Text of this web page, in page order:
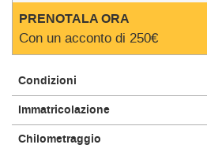
PRENOTALA ORA
Con un acconto di 250€
Condizioni
Immatricolazione
Chilometraggio
questi
strumenti
di
si
rimanda
alla
cookie
policy.